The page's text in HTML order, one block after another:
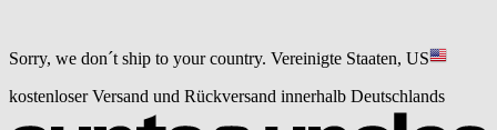
Sorry, we don´t ship to your country. Vereinigte Staaten, US
kostenloser Versand und Rückversand innerhalb Deutschlands